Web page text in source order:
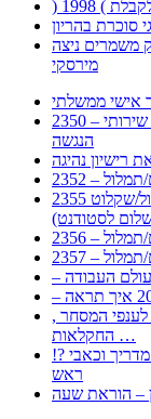
סוכרת בהריון
משמרים ניצה
מירסקי
אישי ממשלתי
2350 – מידע לסטודנט עם לקות שמיעה-נוהל תשלום סל שירותי
הנגשה
תמלול
2355 דרישה לתשלום עבור מתן שירותי תרגום/תמלול/שקלוט
לסטודנט)
תמלול
תמלול
, התעשייה , פיצויי מס רכוש בגין נזק עקיף לענפי המסחר
החקלאות …
!? איך להפרד מהמיגרנה לשחרור ממיגרנה מעשי מדריך וכאבי
ראש
– הוראת שעה